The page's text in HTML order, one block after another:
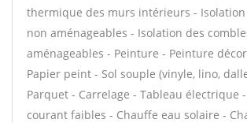
thermique des murs intérieurs - Isolation
non aménageables - Isolation des
aménageables - Peinture - Peinture
Papier peint - Sol souple (vinyle, lino,
Parquet - Carrelage - Tableau électrique
courant faibles - Chauffe eau solaire -